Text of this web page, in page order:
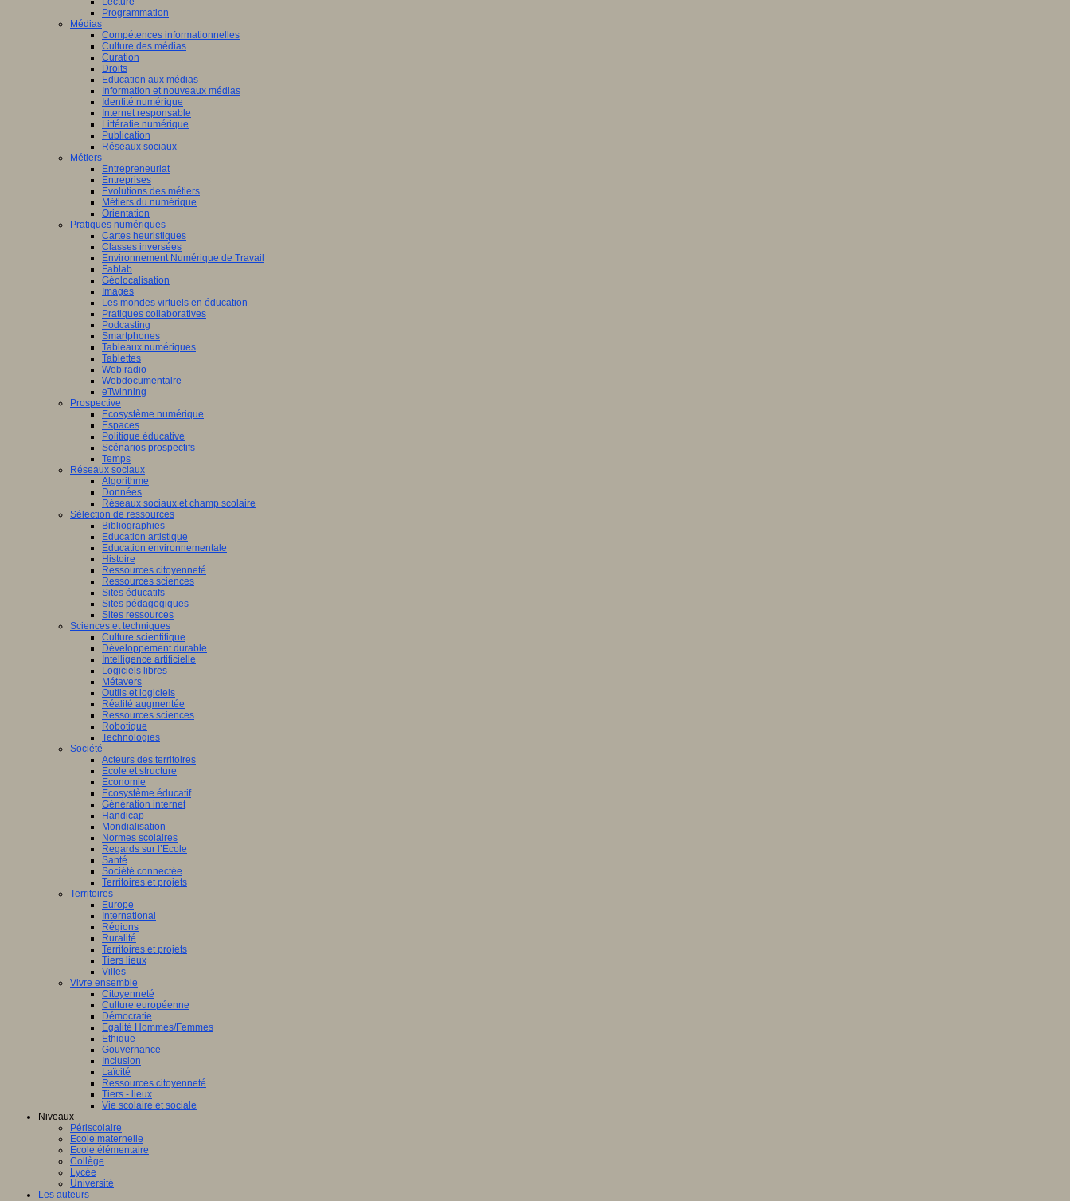
Programmation
Médias
Compétences informationnelles
Culture des médias
Curation
Droits
Education aux médias
Information et nouveaux médias
Identité numérique
Internet responsable
Littératie numérique
Publication
Réseaux sociaux
Métiers
Entrepreneuriat
Entreprises
Evolutions des métiers
Métiers du numérique
Orientation
Pratiques numériques
Cartes heuristiques
Classes inversées
Environnement Numérique de Travail
Fablab
Géolocalisation
Images
Les mondes virtuels en éducation
Pratiques collaboratives
Podcasting
Smartphones
Tableaux numériques
Tablettes
Web radio
Webdocumentaire
eTwinning
Prospective
Ecosystème numérique
Espaces
Politique éducative
Scénarios prospectifs
Temps
Réseaux sociaux
Algorithme
Données
Réseaux sociaux et champ scolaire
Sélection de ressources
Bibliographies
Education artistique
Education environnementale
Histoire
Ressources citoyenneté
Ressources sciences
Sites éducatifs
Sites pédagogiques
Sites ressources
Sciences et techniques
Culture scientifique
Développement durable
Intelligence artificielle
Logiciels libres
Métavers
Outils et logiciels
Réalité augmentée
Ressources sciences
Robotique
Technologies
Société
Acteurs des territoires
Ecole et structure
Economie
Ecosystème éducatif
Génération internet
Handicap
Mondialisation
Normes scolaires
Regards sur l’Ecole
Santé
Société connectée
Territoires et projets
Territoires
Europe
International
Régions
Ruralité
Territoires et projets
Tiers lieux
Villes
Vivre ensemble
Citoyenneté
Culture européenne
Démocratie
Egalité Hommes/Femmes
Ethique
Gouvernance
Inclusion
Laïcité
Ressources citoyenneté
Tiers - lieux
Vie scolaire et sociale
Niveaux
Périscolaire
Ecole maternelle
Ecole élémentaire
Collège
Lycée
Université
Les auteurs